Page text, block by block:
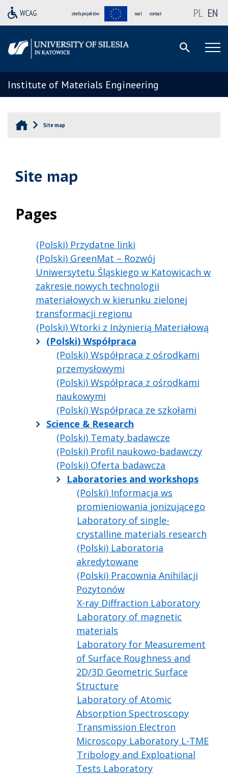
strefa projektów mail contact PL EN
Institute of Materials Engineering
Site map
Site map
Pages
(Polski) Przydatne linki
(Polski) GreenMat – Rozwój
Uniwersytetu Śląskiego w Katowicach w
zakresie nowych technologii
materiałowych w kierunku zielonej
transformacji regionu
(Polski) Wtorki z Inżynierią Materiałową
(Polski) Współpraca
(Polski) Współpraca z ośrodkami
przemysłowymi
(Polski) Współpraca z ośrodkami
naukowymi
(Polski) Współpraca ze szkołami
Science & Research
(Polski) Tematy badawcze
(Polski) Profil naukowo-badawczy
(Polski) Oferta badawcza
Laboratories and workshops
(Polski) Informacja ws
promieniowania jonizującego
Laboratory of single-
crystalline materials research
(Polski) Laboratoria
akredytowane
(Polski) Pracownia Anihilacji
Pozytonów
X-ray Diffraction Laboratory
Laboratory of magnetic
materials
Laboratory for Measurement
of Surface Roughness and
2D/3D Geometric Surface
Structure
Laboratory of Atomic
Absorption Spectroscopy
Transmission Electron
Microscopy Laboratory L-TME
Tribology and Exploational
Tests Laboratory